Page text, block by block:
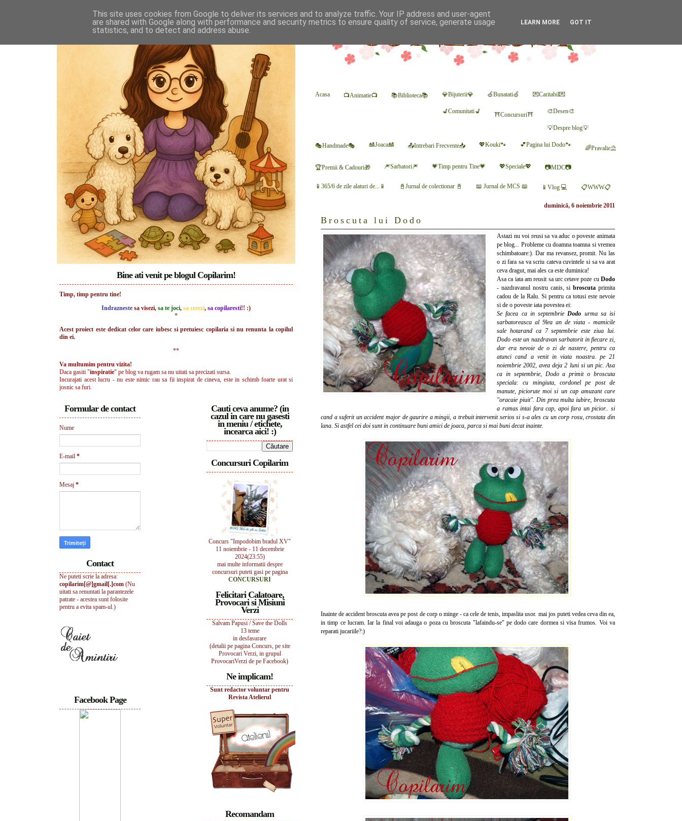
Acasa 📺Animatie📺 📚Biblioteca📚 💎Bijuterii💎 🍏Bunatati🍏 💌Caritabil💌
💺Comunitati💺 ⛩Concursuri⛩ 🎨Desen🎨
💡Despre blog💡
🎭Handmade🎭 🎎Joaca🎎 📤Intrebari Frecvente📥 💖Kouki🐾 💕Pagina lui Dodo🐾 🌈Pravalie⛱
🏆Premii & Cadouri🎁 🎆Sarbatori🎆 💗Timp pentru Tine💗 💖Speciale💖 📷MDC📷
📱365/6 de zile alaturi de...📱 📓Jurnal de colectionar 📓 📖 Jurnal de MCS 📖 📱Vlog 💻 📋WWW📋
duminică, 6 noiembrie 2011
Broscuta lui Dodo
Astazi nu voi reusi sa va aduc o poveste animata
pe blog... Probleme cu doamna toamna si vremea
schimbatoare:). Dar ma revansez, promit. Nu las
o zi fara sa va scriu cateva cuvintele si sa va arat
ceva dragut, mai ales ca este duminica!
Asa ca iata am reusit sa urc cetave poze cu Dodo
- nazdravanul nostru canis, sibroscuta primita
cadou de la Ralu. Si pentru ca totusi este nevoie
si de o poveste iata povestea ei:
Se facea ca in septembrieDodo urma sa isi
sarbatoreasca al 9lea an de viata - mamicile
sale hotarand ca 7 septembrie este ziua lui.
Dodo este un nazdravan sarbatorit in fiecare zi,
dar era nevoie de o zi de nastere, pentru ca
atunci cand a venit in viata noastra. pe 21
noiembrie 2002, avea deja 2 luni si un pic. Asa
ca in septembrie, Dodo a primit o broscuta
speciala: cu mingiuta, cordonel pe post de
manute, piciorute moi si un cap amuzant care
"oracaie piuit". Din prea multa iubire, broscuta
a ramas intai fara cap, apoi fara un picior.. si
cand a suferit un accident major de gaurire a mingii, a trebuit intervenit serios si s-a ales cu un corp rosu, crostata din
lana. Si astfel cei doi sunt in continuare buni amici de joaca, parca si mai buni decat inainte.
Inainte de accident broscuta avea pe post de corp o minge - ca cele de tenis, impaslita usor. mai jos puteti vedea ceva din ea,
in timp ce lucram. Iar la final voi adauga o poza cu broscuta "lafaindu-se" pe dodo care dormea si visa frumos. Voi va
reparati jucariile?:)
Bine ati venit pe blogul Copilarim!
Timp, timp pentru tine!
Indrazneste sa visezi, sa te joci, sa creezi, sa copilaresti!! :)
*
Acest proiect este dedicat celor care iubesc si pretuiesc copilaria si nu renunta la copilul
din ei.
**
Va multumim pentru vizita!
Daca gasiti "inspiratie" pe blog va rugam sa nu uitati sa precizati sursa.
Incurajati acest lucru - nu este nimic rau sa fii inspirat de cineva, este in schimb foarte urat si
josnic sa furi.
Cauti ceva anume? (in
cazul in care nu gasesti
in meniu / etichete,
incearca aici! :)
Concursuri Copilarim
Concurs "Impodobim bradul XV"
11 noiembrie - 11 decembrie
2024(23:55)
mai multe informatii despre
concursuri puteti gasi pe pagina
CONCURSURI
Felicitari Calatoare,
Provocari si Misiuni
Verzi
Salvam Papusi / Save the Dolls
13 teme
in desfasurare
(detalii pe pagina Concurs, pe site
Provocari Verzi, in grupul
ProvocariVerzi de pe Facebook)
Ne implicam!
Sunt redactor voluntar pentru
Revista Atelierul
Recomandam
Formular de contact
Nume
E-mail *
Mesaj *
Contact
Ne puteti scrie la adresa:
copilarim[@]gmail[.]com (Nu
uitati sa renuntati la parantezele
patrate - acestea sunt folosite
pentru a evita spam-ul.)
Facebook Page
This site uses cookies from Google to deliver its services and to analyze traffic. Your IP address and user-agent
are shared with Google along with performance and security metrics to ensure quality of service, generate usage
statistics, and to detect and address abuse.
LEARN MORE GOT IT